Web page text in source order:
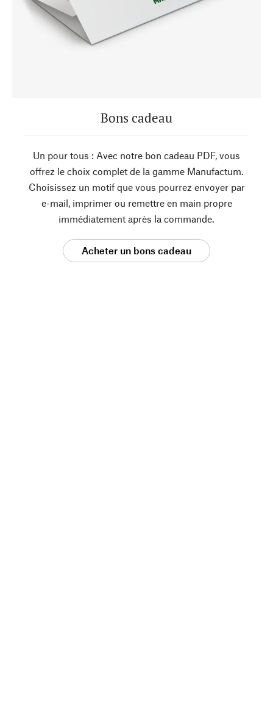
Bons cadeau
Un pour tous : Avec notre bon cadeau PDF, vous
offrez le choix complet de la gamme Manufactum.
Choisissez un motif que vous pourrez envoyer par
e-mail, imprimer ou remettre en main propre
immédiatement après la commande.
Acheter un bons cadeau